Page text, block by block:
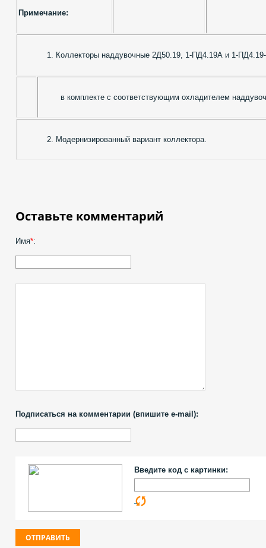
Примечание:
1. Коллекторы наддувочные 2Д50.19, 1-ПД4.19А и 1-ПД4.19-
в комплекте с соответствующим охладителем
2. Модернизированный вариант коллектора.
Оставьте комментарий
Имя*:
Подписаться на комментарии (впишите e-mail):
Введите код с картинки: